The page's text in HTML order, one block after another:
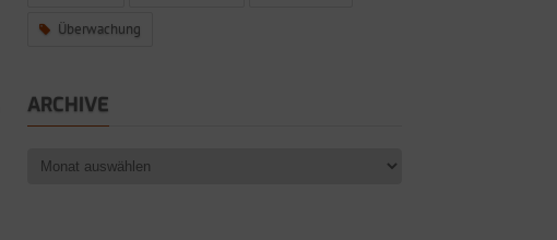
Überwachung
ARCHIVE